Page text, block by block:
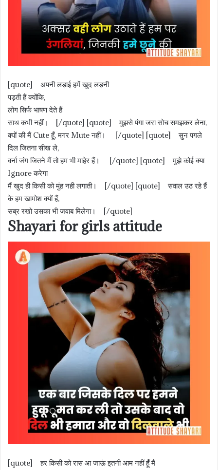
[quote] अपनी लड़ाई हमें खुद लड़नी
पड़ती हैं क्योंकि,
लोग सिर्फ भाषण देते हैं
साथ कभी नहीं। [/quote] [quote] मुझसे पंगा जरा सोच समझकर लेना,
क्यों की मैं Cute हूँ, मगर Mute नहीं। [/quote] [quote] सुन पगले
दिल जितना सीख ले,
वर्ना जंग जितने मैं तो हम भी माहेर हैं। [/quote] [quote] मुझे कोई क्या
Ignore करेगा
मैं खुद ही किसी को मुंह नही लगाती। [/quote] [quote] सवाल उठ रहे हैं
के हम खामोश क्यों हैं,
सब्र रखो उसका भी जवाब मिलेगा। [/quote]
Shayari for girls attitude
[quote] हर किसी को रास आ जाऊं इतनी आम नहीं हूँ मैं